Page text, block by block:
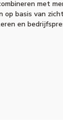
met
op basis van
en